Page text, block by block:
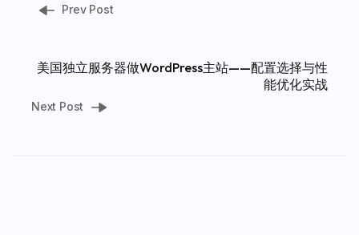
Prev Post
美国独立服务器做WordPress主站——配置选择与性
能优化实战
Next Post